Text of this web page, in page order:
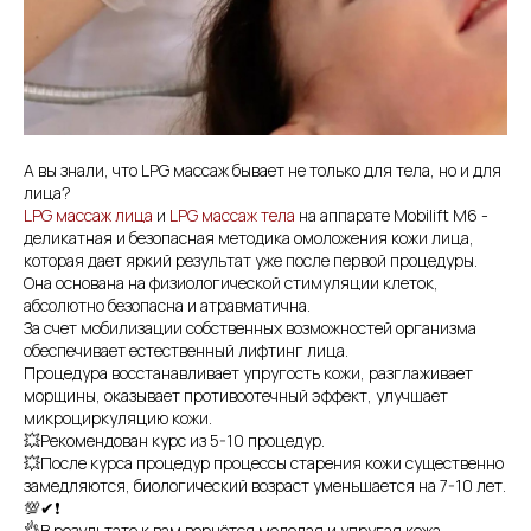
А вы знали, что LPG массаж бывает не только для тела, но и для
лица?
LPG массаж лица и LPG массаж тела на аппарате Mobilift M6 -
деликатная и безопасная методика омоложения кожи лица,
которая дает яркий результат уже после первой процедуры.
Она основана на физиологической стимуляции клеток,
абсолютно безопасна и атравматична.
За счет мобилизации собственных возможностей организма
обеспечивает естественный лифтинг лица.
Процедура восстанавливает упругость кожи, разглаживает
морщины, оказывает противоотечный эффект, улучшает
микроциркуляцию кожи.
💥Рекомендован курс из 5-10 процедур.
💥После курса процедур процессы старения кожи существенно
замедляются, биологический возраст уменьшается на 7-10 лет.
💯✔❗